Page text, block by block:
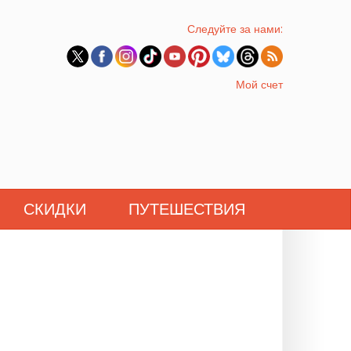
Следуйте за нами:
Мой счет
СКИДКИ ПУТЕШЕСТВИЯ